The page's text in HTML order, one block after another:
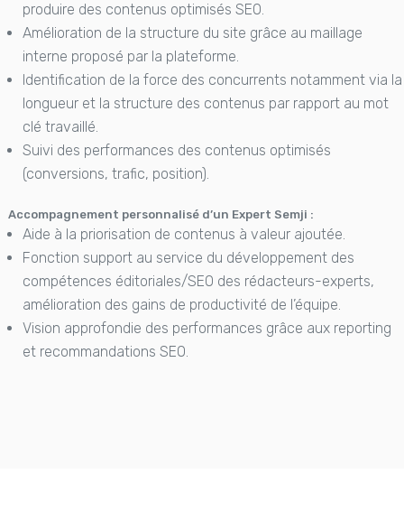
produire des contenus optimisés SEO.
Amélioration de la structure du site grâce au maillage
interne proposé par la plateforme.
Identification de la force des concurrents notamment via la
longueur et la structure des contenus par rapport au mot
clé travaillé.
Suivi des performances des contenus optimisés
(conversions, trafic, position).
Accompagnement personnalisé d’un Expert Semji :
Aide à la priorisation de contenus à valeur ajoutée.
Fonction support au service du développement des
compétences éditoriales/SEO des rédacteurs-experts,
amélioration des gains de productivité de l’équipe.
Vision approfondie des performances grâce aux reporting
et recommandations SEO.